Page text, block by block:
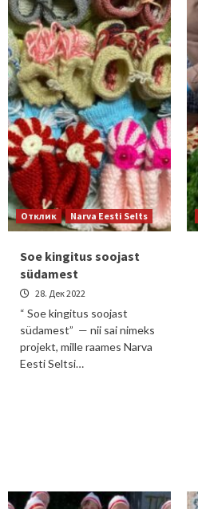
Отклик Narva Eesti Selts
Soe kingitus soojast
südamest
28. Дек 2022
“ Soe kingitus soojast
südamest” — nii sai nimeks
projekt, mille raames Narva
Eesti Seltsi…